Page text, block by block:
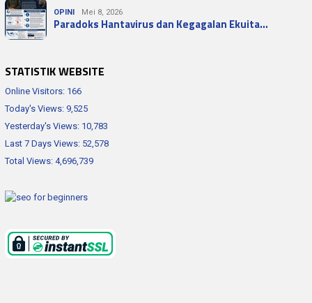
OPINI Mei 8, 2026
Paradoks Hantavirus dan Kegagalan Ekuita…
STATISTIK WEBSITE
Online Visitors: 166
Today's Views: 9,525
Yesterday's Views: 10,783
Last 7 Days Views: 52,578
Total Views: 4,696,739